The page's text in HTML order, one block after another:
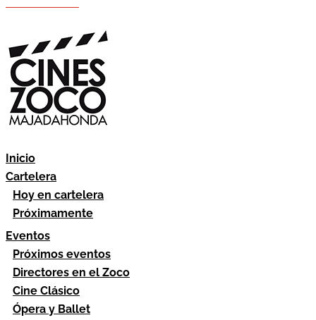
Inicio
Cartelera
Hoy en cartelera
Próximamente
Eventos
Próximos eventos
Directores en el Zoco
Cine Clásico
Ópera y Ballet